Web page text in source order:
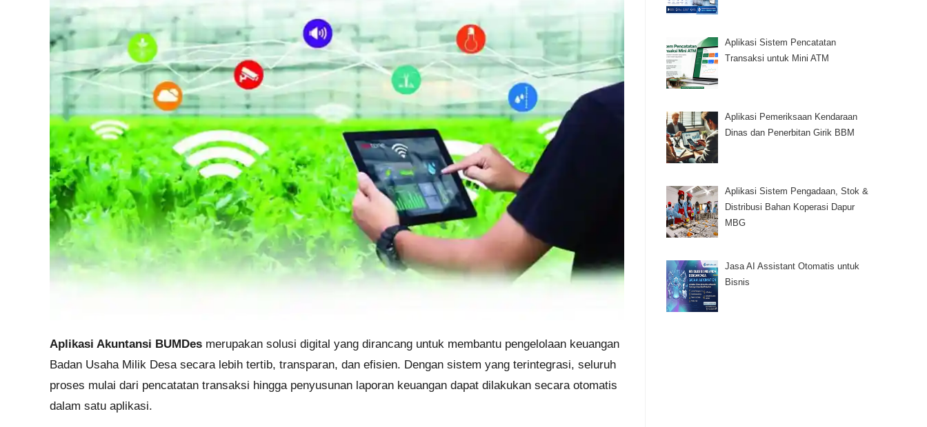
Aplikasi Akuntansi BUMDes merupakan solusi digital yang dirancang untuk membantu pengelolaan keuangan
Badan Usaha Milik Desa secara lebih tertib, transparan, dan efisien. Dengan sistem yang terintegrasi, seluruh
proses mulai dari pencatatan transaksi hingga penyusunan laporan keuangan dapat dilakukan secara otomatis
dalam satu aplikasi.
Aplikasi Sistem Pencatatan
Transaksi untuk Mini ATM
Aplikasi Pemeriksaan Kendaraan
Dinas dan Penerbitan Girik BBM
Aplikasi Sistem Pengadaan, Stok &
Distribusi Bahan Koperasi Dapur
MBG
Jasa AI Assistant Otomatis untuk
Bisnis